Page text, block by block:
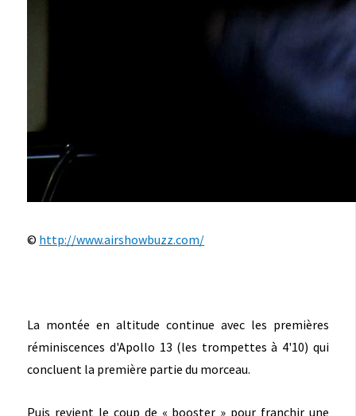
© http://www.airshowbuzz.com/
La montée en altitude continue avec les premières
réminiscences d'Apollo 13 (les trompettes à 4'10) qui
concluent la première partie du morceau.
Puis revient le coup de « booster » pour franchir une